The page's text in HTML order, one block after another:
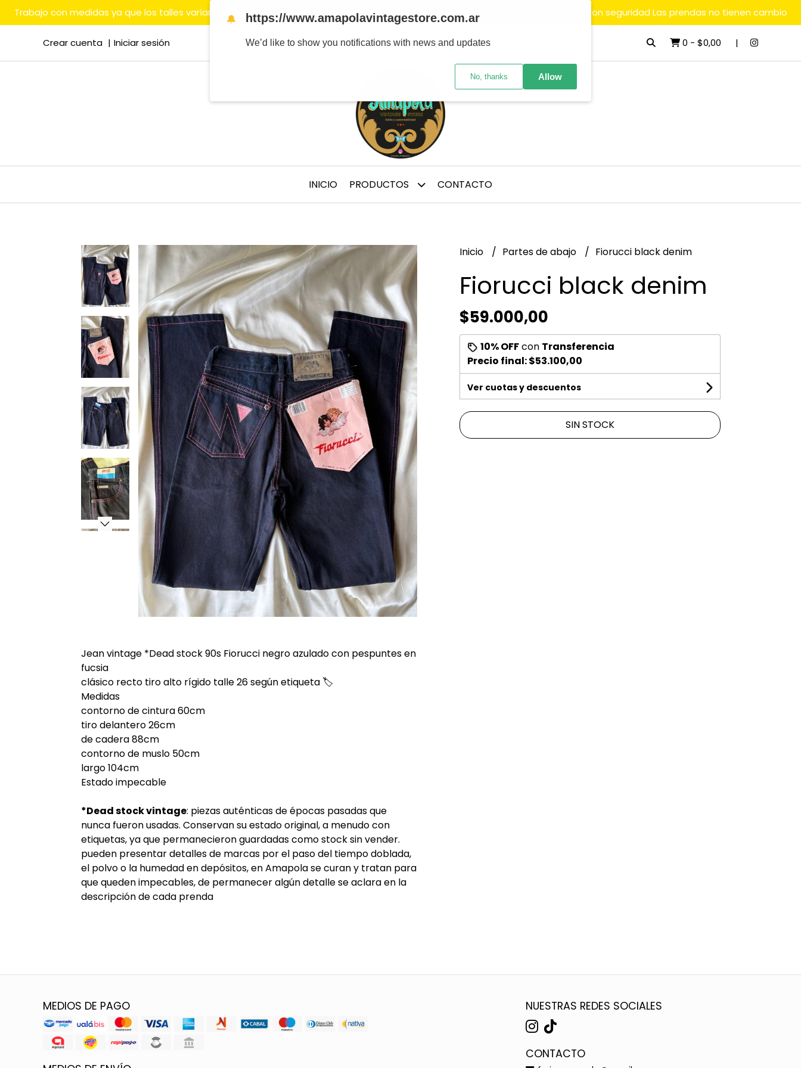
Trabajo con medidas ya que los talles varían mucho entre marcas y/ épocas de confección, te aconsejo medirte para comprar con seguridad Las prendas no tienen cambio
Crear cuenta Iniciar sesión 0 - $0,00
INICIO PRODUCTOS CONTACTO
Jean vintage *Dead stock 90s Fiorucci negro azulado con pespuntes en
fucsia
clásico recto tiro alto rígido talle 26 según etiqueta 🏷️
Medidas
contorno de cintura 60cm
tiro delantero 26cm
de cadera 88cm
contorno de muslo 50cm
largo 104cm
Estado impecable
*Dead stock vintage: piezas auténticas de épocas pasadas que
nunca fueron usadas. Conservan su estado original, a menudo con
etiquetas, ya que permanecieron guardadas como stock sin vender.
pueden presentar detalles de marcas por el paso del tiempo doblada,
el polvo o la humedad en depósitos, en Amapola se curan y tratan para
que queden impecables, de permanecer algún detalle se aclara en la
descripción de cada prenda
Inicio Partes de abajo Fiorucci black denim
Fiorucci black denim
$59.000,00
10% OFFcon Transferencia
Precio final:$53.100,00
Ver cuotas y descuentos
SIN STOCK
MEDIOS DE PAGO NUESTRAS REDES SOCIALES
CONTACTO
🔔 https://www.amapolavintagestore.com.ar
We’d like to show you notifications with news and updates
No, thanks Allow